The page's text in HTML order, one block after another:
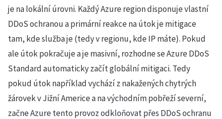
je na lokální úrovni. Každý Azure region disponuje vlastní
DDoS ochranou a primární reakce na útok je mitigace
tam, kde služba je (tedy v regionu, kde IP máte). Pokud
ale útok pokračuje a je masivní, rozhodne se Azure DDoS
Standard automaticky začít globální mitigaci. Tedy
pokud útok například vychází z nakažených chytrých
žárovek v Jižní Americe a na východním pobřeží severní,
začne Azure tento provoz odkloňovat přes DDoS ochranu